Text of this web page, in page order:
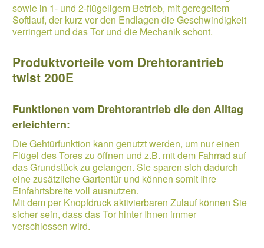
sowie in 1- und 2-flügeligem Betrieb, mit geregeltem
Softlauf, der kurz vor den Endlagen die Geschwindigkeit
verringert und das Tor und die Mechanik schont.
Produktvorteile vom Drehtorantrieb
twist 200E
Funktionen vom Drehtorantrieb die den Alltag
erleichtern:
Die Gehtürfunktion kann genutzt werden, um nur einen
Flügel des Tores zu öffnen und z.B. mit dem Fahrrad auf
das Grundstück zu gelangen. Sie sparen sich dadurch
eine zusätzliche Gartentür und können somit Ihre
Einfahrtsbreite voll ausnutzen.
Mit dem per Knopfdruck aktivierbaren Zulauf können Sie
sicher sein, dass das Tor hinter Ihnen immer
verschlossen wird.